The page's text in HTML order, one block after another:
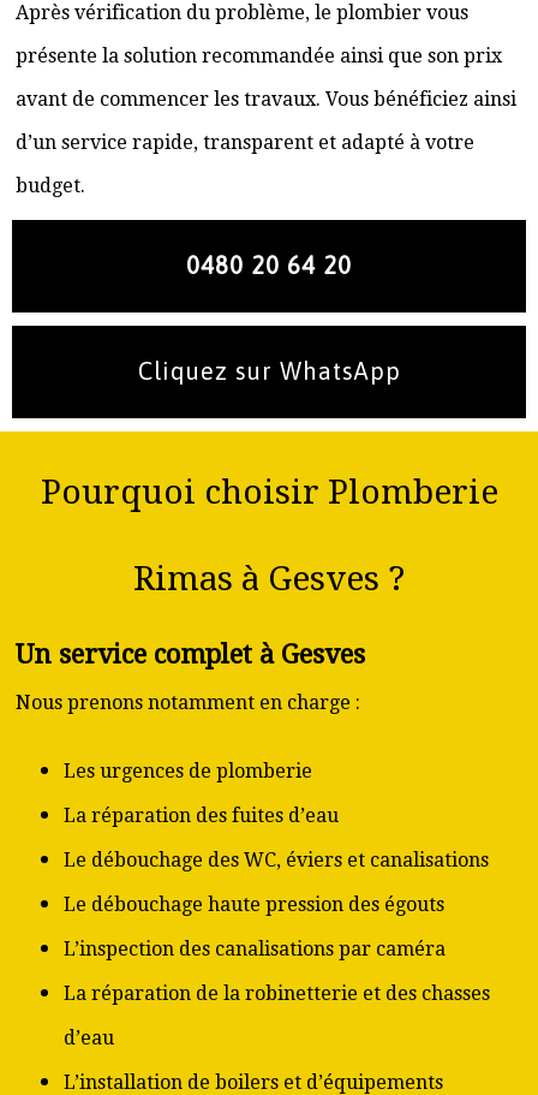
Après vérification du problème, le plombier vous
présente la solution recommandée ainsi que son prix
avant de commencer les travaux. Vous bénéficiez ainsi
d’un service rapide, transparent et adapté à votre
budget.
0480 20 64 20
Cliquez sur WhatsApp
Pourquoi choisir Plomberie
Rimas à Gesves ?
Un service complet à Gesves
Nous prenons notamment en charge :
Les urgences de plomberie
La réparation des fuites d’eau
Le débouchage des WC, éviers et canalisations
Le débouchage haute pression des égouts
L’inspection des canalisations par caméra
La réparation de la robinetterie et des chasses
d’eau
L’installation de boilers et d’équipements